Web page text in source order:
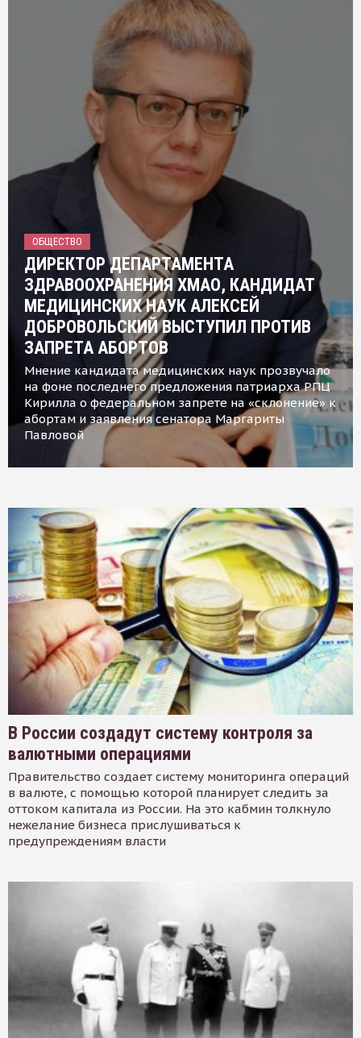
ОБЩЕСТВО
ДИРЕКТОР ДЕПАРТАМЕНТА
ЗДРАВООХРАНЕНИЯ ХМАО, КАНДИДАТ
МЕДИЦИНСКИХ НАУК АЛЕКСЕЙ
ДОБРОВОЛЬСКИЙ ВЫСТУПИЛ ПРОТИВ
ЗАПРЕТА АБОРТОВ
Мнение кандидата медицинских наук прозвучало
на фоне последнего предложения патриарха РПЦ
Кирилла о федеральном запрете на «склонение» к
абортам и заявления сенатора Маргариты
Павловой
В России создадут систему контроля за
валютными операциями
Правительство создает систему мониторинга операций
в валюте, с помощью которой планирует следить за
оттоком капитала из России. На это кабмин толкнуло
нежелание бизнеса прислушиваться к
предупреждениям власти